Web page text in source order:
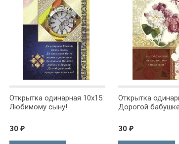
Открытка одинарная 10x15:
Любимому сыну!
30 ₽
Открытка
Дорогой
30 ₽